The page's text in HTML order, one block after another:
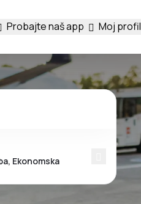
Probajte naš app Moj profil